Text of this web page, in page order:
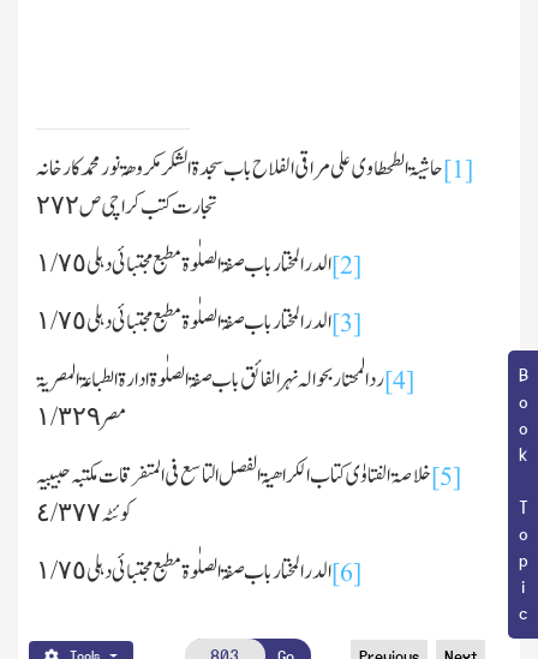
Book Topic
[1]حاشیۃ الطحطاوی علی مراقی الفلاح باب سجدۃ الشکر مکروھۃ نور محمد کار خانہ
تجارت کتب کراچی ص٢٧٢
[2]الدرالمختار باب صفۃ الصلٰوۃ مطبع مجتبائی دہلی ١/٧٥
[3]الدرالمختار باب صفۃ الصلٰوۃ مطبع مجتبائی دہلی ١/٧٥
[4]ردالمحتار بحوالہ نہر الفائق باب صفۃ الصلٰوۃ ادارۃ الطباعۃ المصریۃ
مصر ١/٣٢٩
[5]خلاصۃ الفتاوٰی کتاب الکراھیۃالفصل التاسع فی المتفرقات مکتبہ حبیبیہ
کوئٹہ ٤/٣٧٧
[6]الدرالمختار باب صفۃ الصلٰوۃ مطبع مجتبائی دہلی ١/٧٥